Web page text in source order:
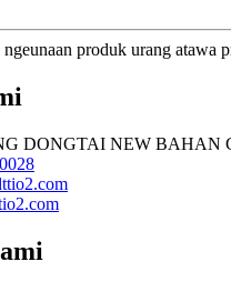
produk urang atawa
DONGTAI NEW BAHAN